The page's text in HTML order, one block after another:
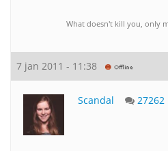
What doesn't kill you, only
7 jan 2011 - 11:38
Scandal 27262